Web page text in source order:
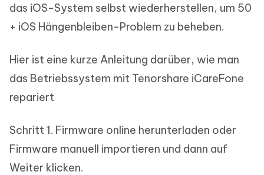
das iOS-System selbst wiederherstellen, um 50
+ iOS Hängenbleiben-Problem zu beheben.
Hier ist eine kurze Anleitung darüber, wie man
das Betriebssystem mit Tenorshare iCareFone
repariert
Schritt 1. Firmware online herunterladen oder
Firmware manuell importieren und dann auf
Weiter klicken.